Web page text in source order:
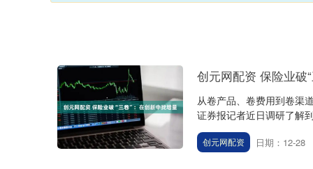
创元网配资 保险业破
从卷产品、卷费用到卷渠
证券报记者近日调研了解
创元网配资 日期：12-28